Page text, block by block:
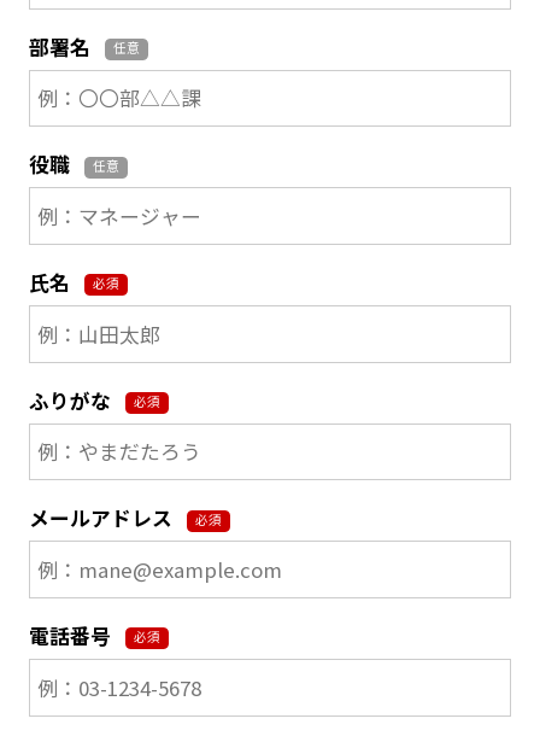
部署名 任意
役職 任意
氏名 必須
ふりがな 必須
メールアドレス 必須
電話番号 必須